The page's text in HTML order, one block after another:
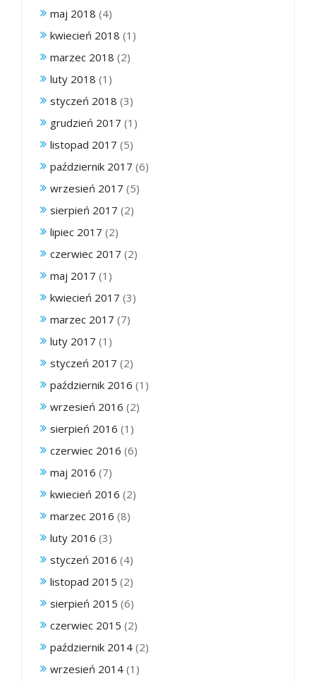
maj 2018 (4)
kwiecień 2018 (1)
marzec 2018 (2)
luty 2018 (1)
styczeń 2018 (3)
grudzień 2017 (1)
listopad 2017 (5)
październik 2017 (6)
wrzesień 2017 (5)
sierpień 2017 (2)
lipiec 2017 (2)
czerwiec 2017 (2)
maj 2017 (1)
kwiecień 2017 (3)
marzec 2017 (7)
luty 2017 (1)
styczeń 2017 (2)
październik 2016 (1)
wrzesień 2016 (2)
sierpień 2016 (1)
czerwiec 2016 (6)
maj 2016 (7)
kwiecień 2016 (2)
marzec 2016 (8)
luty 2016 (3)
styczeń 2016 (4)
listopad 2015 (2)
sierpień 2015 (6)
czerwiec 2015 (2)
październik 2014 (2)
wrzesień 2014 (1)